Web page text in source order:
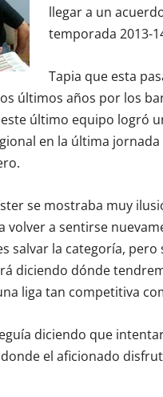
llegar a un
temporada 2013-
Tapia que esta
últimos años por los
este último equipo logró
en la última
se mostraba muy
volver a sentirse
salvar la categoría,
diciendo dónde
liga tan competitiva
diciendo que
el aficionado